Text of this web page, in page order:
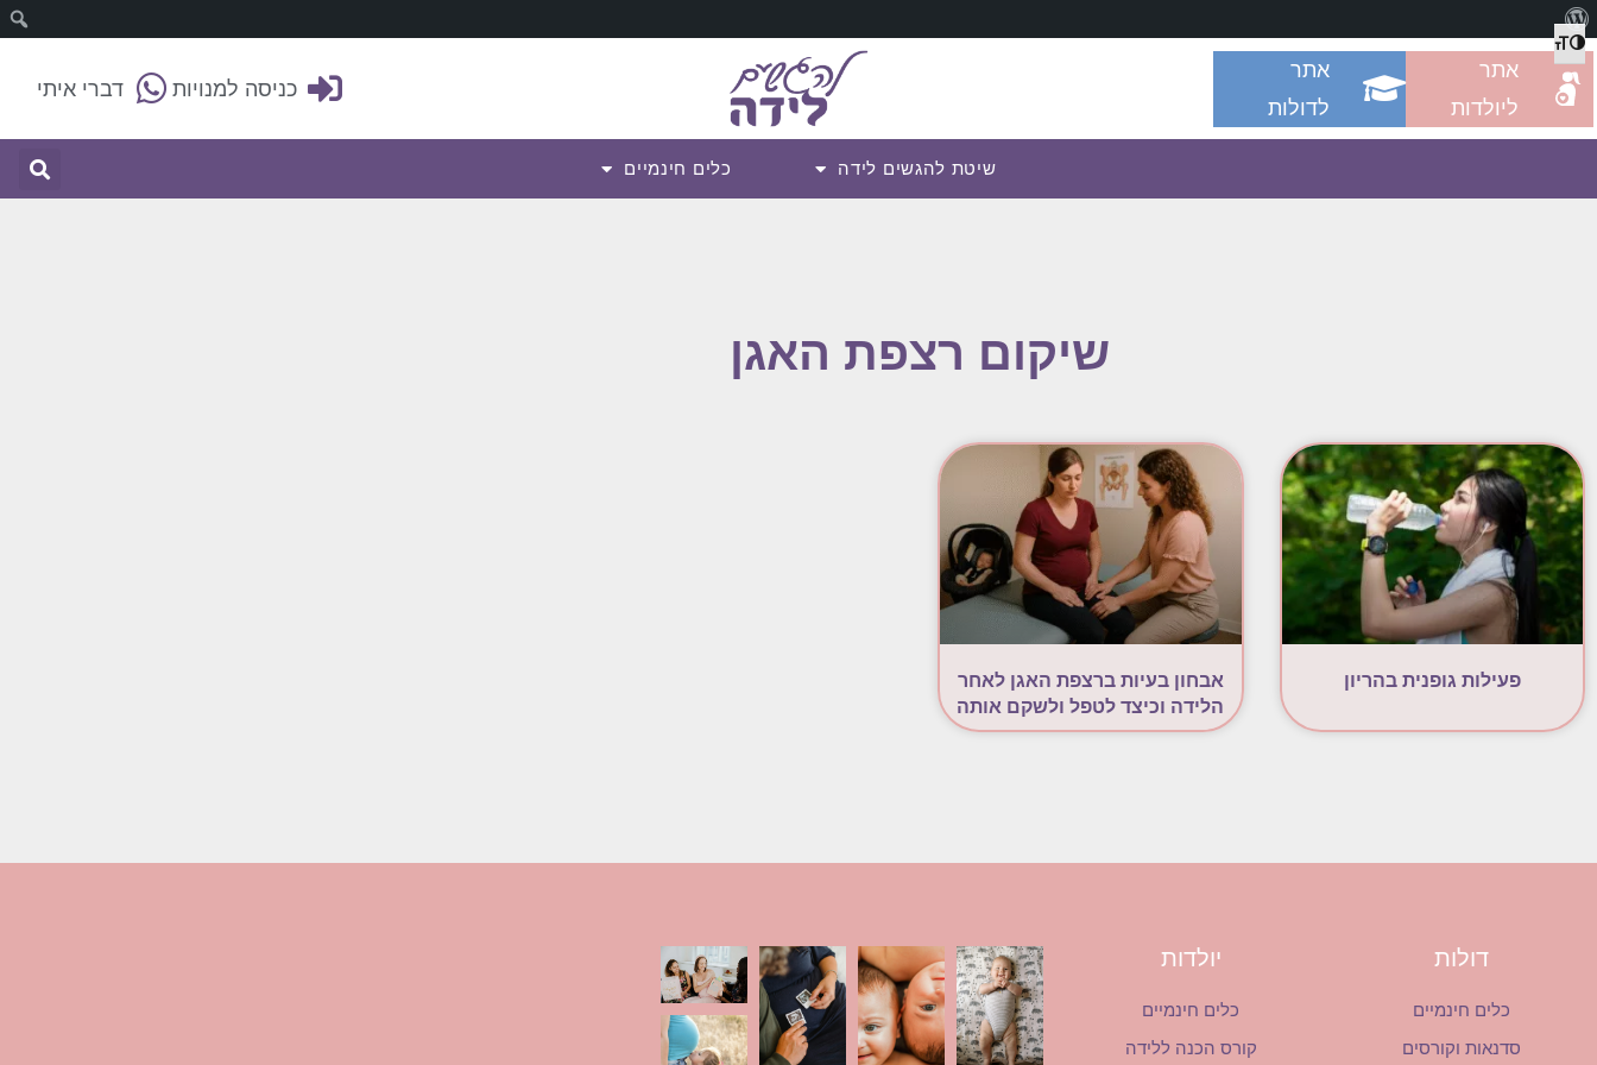
הפעל/כבה ניגודיות גבוהה
מתג גודל גופן
אתר
ליולדות
אתר
לדולות
כניסה למנויות דברי איתי
שיטת להגשים לידה כלים חינמיים
שיקום רצפת האגן
פעילות גופנית בהריון
אבחון בעיות ברצפת האגן לאחר
הלידה וכיצד לטפל ולשקם אותה
דולות
כלים חינמיים
סדנאות וקורסים
יולדות
כלים חינמיים
קורס הכנה ללידה